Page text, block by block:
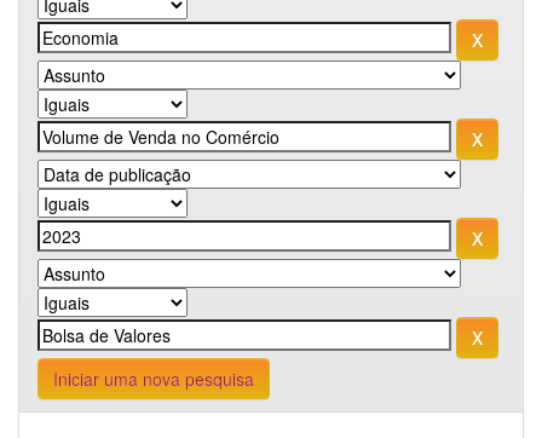
Iniciar uma nova pesquisa